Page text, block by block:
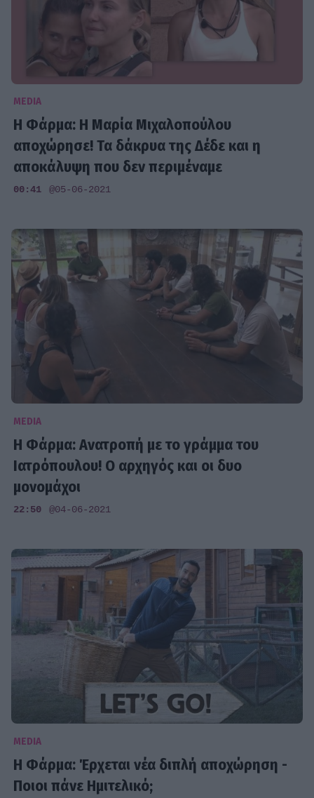
MEDIA
H Φάρμα: H Mαρία Μιχαλοπούλου
αποχώρησε! Τα δάκρυα της Δέδε και η
αποκάλυψη που δεν περιμέναμε
00:41 @05-06-2021
MEDIA
H Φάρμα: Ανατροπή με το γράμμα του
Ιατρόπουλου! Ο αρχηγός και οι δυο
μονομάχοι
22:50 @04-06-2021
MEDIA
Η Φάρμα: Έρχεται νέα διπλή αποχώρηση -
Ποιοι πάνε Ημιτελικό;